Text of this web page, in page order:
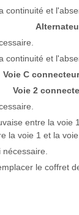
continuité et
continuité et
Voie C
Voie 2
entre la
la voie 1 et la voie
le coffret